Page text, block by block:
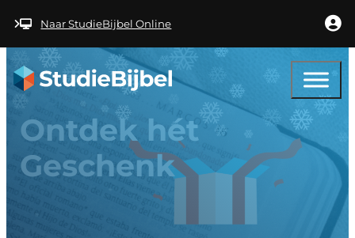
Naar StudieBijbel Online
Ontdek hét
Geschenk